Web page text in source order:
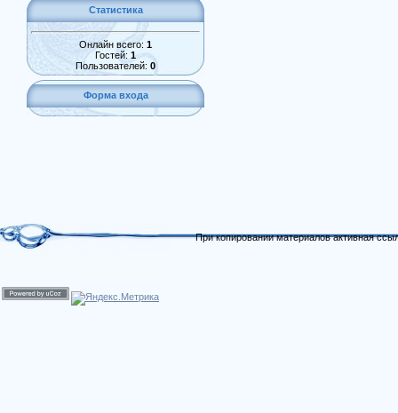
Статистика
Онлайн всего: 1
Гостей: 1
Пользователей: 0
Форма входа
При копировании материалов активная